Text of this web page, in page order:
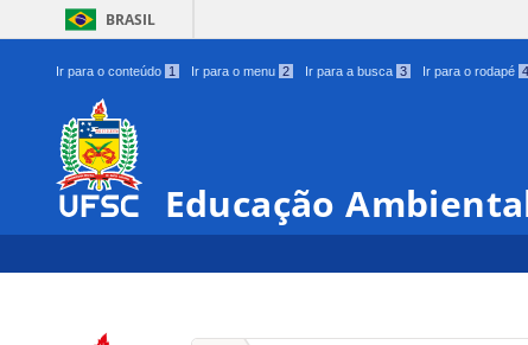
BRASIL
Ir para o conteúdo 1 Ir para o menu 2 Ir para a busca 3 Ir para o rodapé 4
Educação